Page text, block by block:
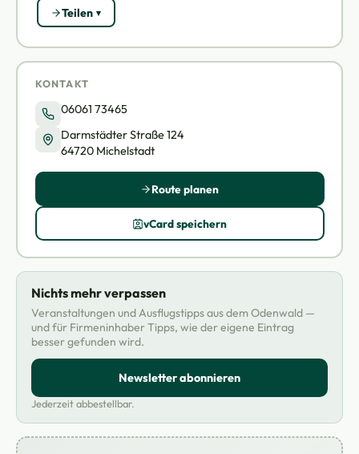
Teilen
KONTAKT
06061 73465
Darmstädter Straße 124
64720 Michelstadt
Route planen
vCard speichern
Nichts mehr verpassen
Veranstaltungen und Ausflugstipps aus dem Odenwald —
und für Firmeninhaber Tipps, wie der eigene Eintrag
besser gefunden wird.
Newsletter abonnieren
Jederzeit abbestellbar.